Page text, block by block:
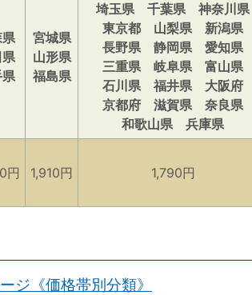
宮城県
山形県
福島県
埼玉県 千葉県 神奈川県
東京都 山梨県 新潟県
長野県 静岡県 愛知県
三重県 岐阜県 富山県
石川県 福井県 大阪府
京都府 滋賀県 奈良県
和歌山県 兵庫県
円 1,910円 1,790円
《価格帯別分類》